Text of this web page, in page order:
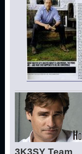
3K3SY Team